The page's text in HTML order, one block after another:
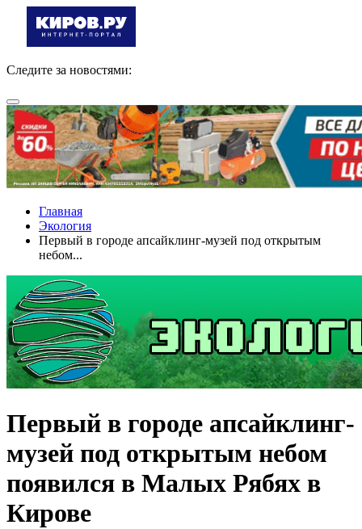
Следите за новостями:
Главная
Экология
Первый в городе апсайклинг-музей под открытым
небом...
Первый в городе апсайклинг-
музей под открытым небом
появился в Малых Рябях в
Кирове